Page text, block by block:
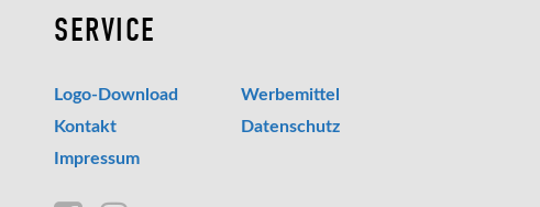
SERVICE
Logo-Download
Werbemittel
Kontakt
Datenschutz
Impressum